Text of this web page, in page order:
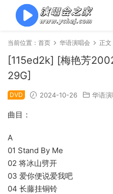
当前位置： 首页 华语演唱会 正文
[115ed2k] [梅艳芳
29G]
DVD 2024-10-26 华语
曲目：
A
01 Stand By Me
02 将冰山劈开
03 爱你便说爱我吧
04 长藤挂铜铃